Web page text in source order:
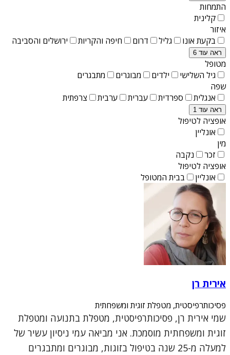
התמחות
קלינית
איזור
בקעת אונו
גליל דרום חיפה והקריות ירושלים והסביבה
ראה עוד 6
מטופל
גיל השלישי
ילדים מבוגרים
מתבגרים
שפה
אנגלית
ספרדית עברית ערבית צרפתית
ראה עוד 1
אופציה לטיפול
אונליין
מין
זכר
נקבה
אופציה לטיפול
אונליין
בבית המטופל
אירית רן
פסיכותרפיסטית, מטפלת זוגית ומשפחתית
שמי אירית רן, פסיכותרפיסטית, מטפלת בתנועה ומטפלת
זוגית ומשפחתית מוסמכת. אני מביאה עמי ניסיון עשיר של
למעלה מ-25 שנה בטיפול בזוגות, מבוגרים ומתבגרים